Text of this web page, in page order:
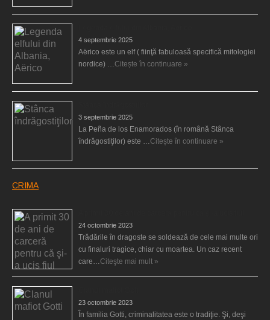
4 septembrie 2025
Aërico este un elf ( fiinţă fabuloasă specifică mitologiei
nordice) … Citește în continuare »
3 septembrie 2025
La Peña de los Enamorados (în română Stânca
îndrăgostiţilor) este … Citește în continuare »
CRIMA
24 octombrie 2023
Trădările în dragoste se soldează de cele mai multe ori
cu finaluri tragice, chiar cu moartea. Un caz recent
care… Citeşte mai mult »
23 octombrie 2023
În familia Gotti, criminalitatea este o tradiţie. Şi, deşi